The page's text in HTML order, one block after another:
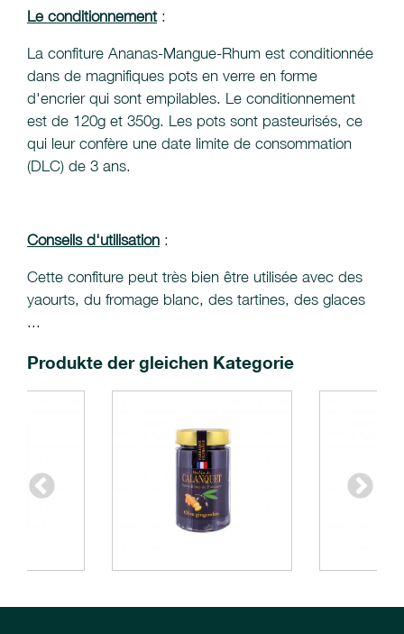
Le conditionnement:
La confiture Ananas-Mangue-Rhum est conditionnée
dans de magnifiques pots en verre en forme
d'encrier qui sont empilables. Le conditionnement
est de 120g et 350g. Les pots sont pasteurisés, ce
qui leur confère une date limite de consommation
(DLC) de 3 ans.
Conseils d'utilisation :
Cette confiture peut très bien être utilisée avec des
yaourts, du fromage blanc, des tartines, des glaces
...
Produkte der gleichen Kategorie